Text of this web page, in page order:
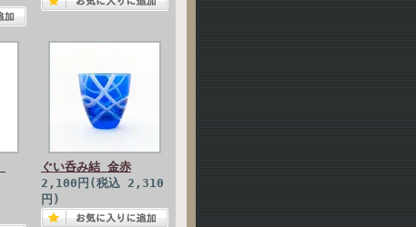
ぐい呑み結 金赤
2,100円(税込 2,310
円)